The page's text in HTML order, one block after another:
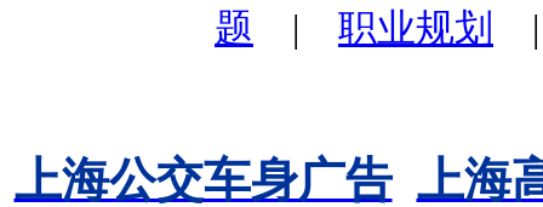
题 | 职业规划
上海公交车身广告 上海